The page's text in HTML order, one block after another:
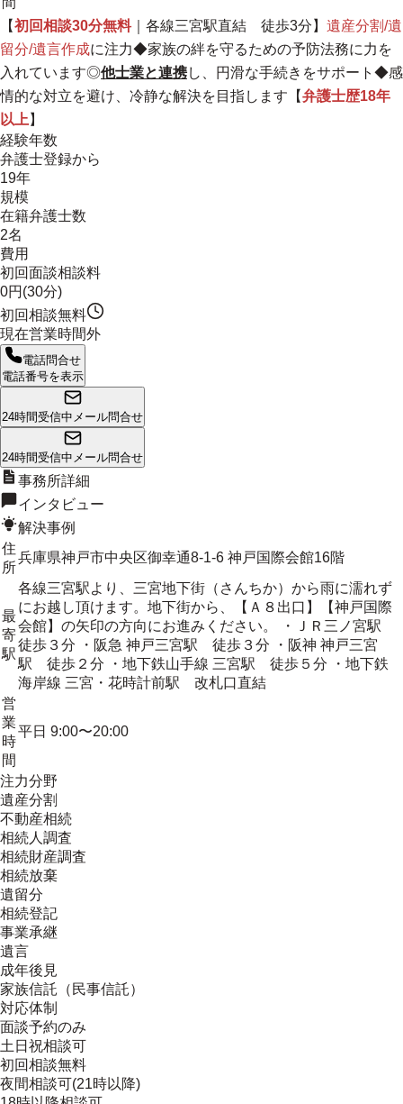
【初回相談30分無料｜各線三宮駅直結 徒歩3分】 遺産分割/遺
留分/遺言作成に注力◆家族の絆を守るための予防法務に力を
入れています◎他士業と連携し、円滑な手続きをサポート◆感
情的な対立を避け、冷静な解決を目指します【弁護士歴18年
以上 】
経験年数
弁護士登録から
19年
規模
在籍弁護士数
2名
費用
初回面談相談料
0円(30分)
初回相談無料
現在営業時間外
電話問合せ
電話番号を表示
24時間受信中 メール問合せ
24時間受信中 メール問合せ
事務所詳細
インタビュー
解決事例
住
所
兵庫県神戸市中央区御幸通8-1-6 神戸国際会館16階
最
寄
駅
各線三宮駅より、三宮地下街（さんちか）から雨に濡れず
にお越し頂けます。地下街から、【Ａ８出口】【神戸国際
会館】の矢印の方向にお進みください。 ・ＪＲ三ノ宮駅
徒歩３分 ・阪急 神戸三宮駅 徒歩３分 ・阪神 神戸三宮
駅 徒歩２分 ・地下鉄山手線 三宮駅 徒歩５分 ・地下鉄
海岸線 三宮・花時計前駅 改札口直結
営
業
時
間
平日 9:00〜20:00
注力分野
遺産分割
不動産相続
相続人調査
相続財産調査
相続放棄
遺留分
相続登記
事業承継
遺言
成年後見
家族信託（民事信託）
対応体制
面談予約のみ
土日祝相談可
初回相談無料
夜間相談可(21時以降)